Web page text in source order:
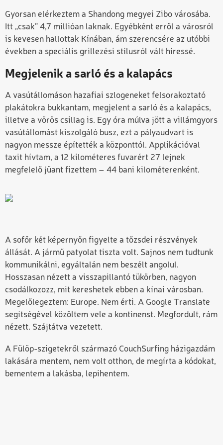
Gyorsan elérkeztem a Shandong megyei Zibo városába.
Itt „csak” 4,7 millióan laknak. Egyébként erről a városról
is kevesen hallottak Kínában, ám szerencsére az utóbbi
években a speciális grillezési stílusról vált híressé.
Megjelenik a sarló és a kalapács
A vasútállomáson hazafiai szlogeneket felsorakoztató
plakátokra bukkantam, megjelent a sarló és a kalapács,
illetve a vörös csillag is. Egy óra múlva jött a villámgyors
vasútállomást kiszolgáló busz, ezt a pályaudvart is
nagyon messze építették a központtól. Applikációval
taxit hívtam, a 12 kilométeres fuvarért 27 lejnek
megfelelő jüant fizettem – 44 bani kilométerenként.
A sofőr két képernyőn figyelte a tőzsdei részvények
állását. A jármű patyolat tiszta volt. Sajnos nem tudtunk
kommunikálni, egyáltalán nem beszélt angolul.
Hosszasan nézett a visszapillantó tükörben, nagyon
csodálkozozz, mit kereshetek ebben a kínai városban.
Megelőlegeztem: Europe. Nem érti. A Google Translate
segítségével közöltem vele a kontinenst. Megfordult, rám
nézett. Szájtátva vezetett.
A Fülöp-szigetekről származó CouchSurfing házigazdám
lakására mentem, nem volt otthon, de megírta a kódokat,
bementem a lakásba, lepihentem.